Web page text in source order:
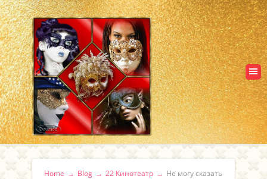
Home → Blog → 22 Кинотеатр → Не могу сказать